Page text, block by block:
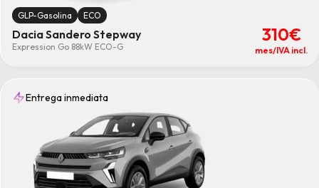
GLP-Gasolina ECO
Dacia Sandero Stepway
Expression Go 88kW ECO-G
310€
mes/IVA incl.
Entrega inmediata